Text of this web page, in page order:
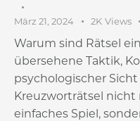
März 21, 2024 2K Views
Warum sind Rätsel
übersehene Taktik,
psychologischer
Kreuzworträtsel
einfaches Spiel,